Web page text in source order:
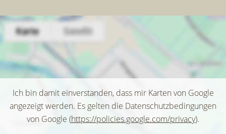
Ich bin damit einverstanden, dass mir Karten von Google
angezeigt werden. Es gelten die Datenschutzbedingungen
von Google (https://policies.google.com/privacy).